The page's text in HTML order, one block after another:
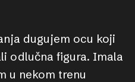
dugujem ocu koji
odlučna figura. Imala
u nekom trenu